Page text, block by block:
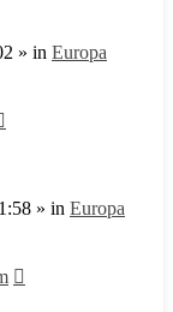
» in Europa
» in Europa